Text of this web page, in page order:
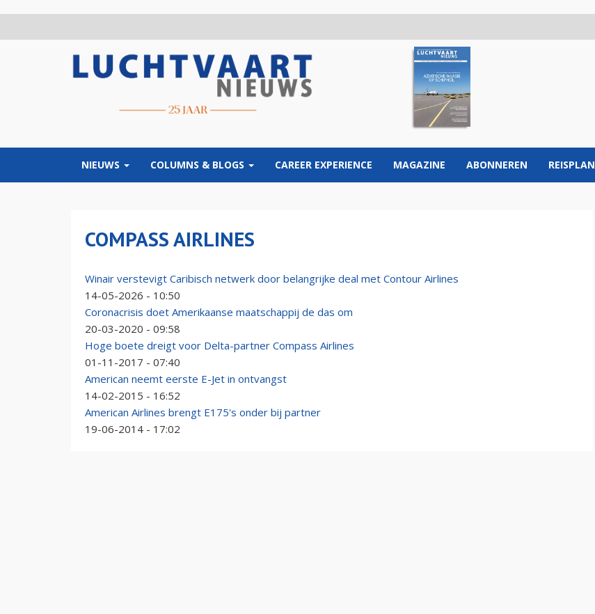
NIEUWS COLUMNS & BLOGS CAREER EXPERIENCE MAGAZINE ABONNEREN
COMPASS AIRLINES
Winair verstevigt Caribisch netwerk door belangrijke deal met Contour Airlines
14-05-2026 - 10:50
Coronacrisis doet Amerikaanse maatschappij de das om
20-03-2020 - 09:58
Hoge boete dreigt voor Delta-partner Compass Airlines
01-11-2017 - 07:40
American neemt eerste E-Jet in ontvangst
14-02-2015 - 16:52
American Airlines brengt E175's onder bij partner
19-06-2014 - 17:02